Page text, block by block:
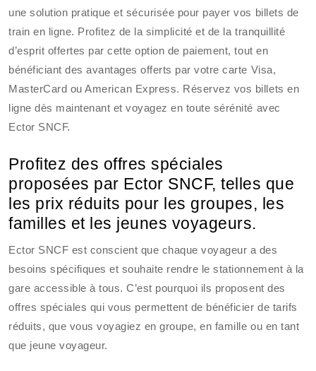
une solution pratique et sécurisée pour payer vos billets de
train en ligne. Profitez de la simplicité et de la tranquillité
d’esprit offertes par cette option de paiement, tout en
bénéficiant des avantages offerts par votre carte Visa,
MasterCard ou American Express. Réservez vos billets en
ligne dès maintenant et voyagez en toute sérénité avec
Ector SNCF.
Profitez des offres spéciales
proposées par Ector SNCF, telles que
les prix réduits pour les groupes, les
familles et les jeunes voyageurs.
Ector SNCF est conscient que chaque voyageur a des
besoins spécifiques et souhaite rendre le stationnement à la
gare accessible à tous. C’est pourquoi ils proposent des
offres spéciales qui vous permettent de bénéficier de tarifs
réduits, que vous voyagiez en groupe, en famille ou en tant
que jeune voyageur.